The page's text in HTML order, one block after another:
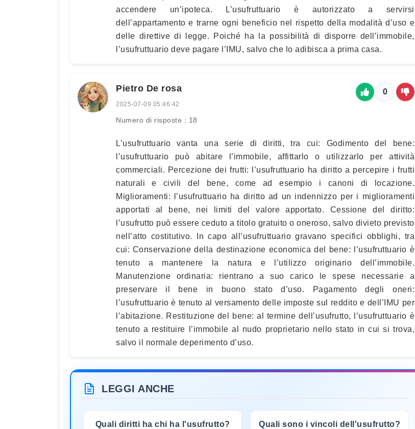
accendere un’ipoteca. L’usufruttuario è autorizzato a servirsi
dell’appartamento e trarne ogni beneficio nel rispetto della modalità d’uso e
delle direttive di legge. Poiché ha la possibilità di disporre dell’immobile,
l’usufruttuario deve pagare l’IMU, salvo che lo adibisca a prima casa.
Pietro De rosa
2025-07-09 05:46:42
Numero di risposte : 18
0
L’usufruttuario vanta una serie di diritti, tra cui: Godimento del bene:
l’usufruttuario può abitare l’immobile, affittarlo o utilizzarlo per attività
commerciali. Percezione dei frutti: l’usufruttuario ha diritto a percepire i frutti
naturali e civili del bene, come ad esempio i canoni di locazione.
Miglioramenti: l’usufruttuario ha diritto ad un indennizzo per i miglioramenti
apportati al bene, nei limiti del valore apportato. Cessione del diritto:
l’usufrutto può essere ceduto a titolo gratuito o oneroso, salvo divieto previsto
nell’atto costitutivo. In capo all’usufruttuario gravano specifici obblighi, tra
cui: Conservazione della destinazione economica del bene: l’usufruttuario è
tenuto a mantenere la natura e l’utilizzo originario dell’immobile.
Manutenzione ordinaria: rientrano a suo carico le spese necessarie a
preservare il bene in buono stato d’uso. Pagamento degli oneri:
l’usufruttuario è tenuto al versamento delle imposte sul reddito e dell’IMU per
l’abitazione. Restituzione del bene: al termine dell’usufrutto, l’usufruttuario è
tenuto a restituire l’immobile al nudo proprietario nello stato in cui si trova,
salvo il normale deperimento d’uso.
LEGGI ANCHE
Quali diritti ha chi ha l'usufrutto? Quali sono i vincoli dell'usufrutto?